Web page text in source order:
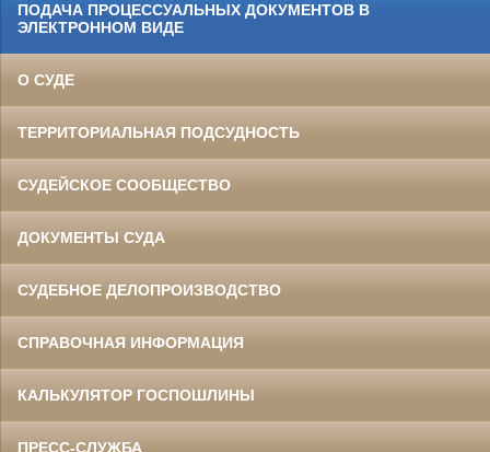
ПОДАЧА ПРОЦЕССУАЛЬНЫХ ДОКУМЕНТОВ В
ЭЛЕКТРОННОМ ВИДЕ
О СУДЕ
ТЕРРИТОРИАЛЬНАЯ ПОДСУДНОСТЬ
СУДЕЙСКОЕ СООБЩЕСТВО
ДОКУМЕНТЫ СУДА
СУДЕБНОЕ ДЕЛОПРОИЗВОДСТВО
СПРАВОЧНАЯ ИНФОРМАЦИЯ
КАЛЬКУЛЯТОР ГОСПОШЛИНЫ
ПРЕСС-СЛУЖБА